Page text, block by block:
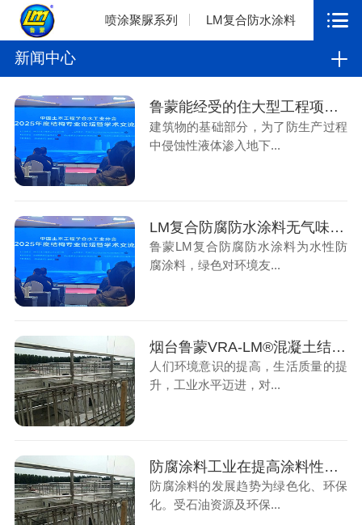
喷涂聚脲系列 LM复合防水涂料
新闻中心
鲁蒙能经受的住大型工程项目的考验、获得不同行业不同地区客户的认同
建筑物的基础部分，为了防生产过程
中侵蚀性液体渗入地下...
LM复合防腐防水涂料无气味符合标准，因此可用于饮用水容器
鲁蒙LM复合防腐防水涂料为水性防
腐涂料，绿色对环境友...
烟台鲁蒙VRA-LM®混凝土结构防腐涂料可应用于化工污水行业
人们环境意识的提高，生活质量的提
升，工业水平迈进，对...
防腐涂料工业在提高涂料性能的同时正迅速向“水性环保化”方向发展
防腐涂料的发展趋势为绿色化、环保
化。受石油资源及环保...